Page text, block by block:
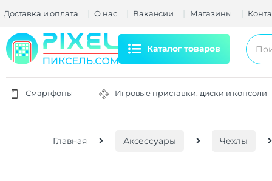
Доставка и оплата О нас Вакансии Магазины
Каталог товаров
Смартфоны Игровые приставки, диски и консоли
Главная Аксессуары Чехлы